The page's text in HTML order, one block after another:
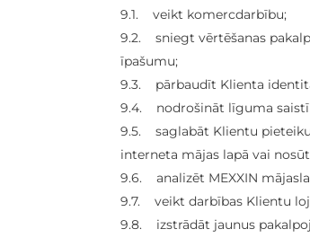
9.1. veikt komercdarbību;
9.2. sniegt vērtēšanas
īpašumu;
9.3. pārbaudīt Klienta
9.4. nodrošināt līguma
9.5. saglabāt Klientu
interneta mājas lapā vai
9.6. analizēt MEXXIN
9.7. veikt darbības Klientu
9.8. izstrādāt jaunus